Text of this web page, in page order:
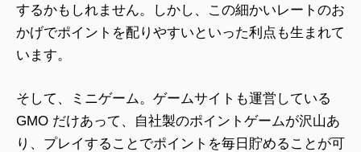
するかもしれません。しかし、この細かいレートのお
かげでポイントを配りやすいといった利点も生まれて
います。
そして、ミニゲーム。ゲームサイトも運営している
GMO だけあって、自社製のポイントゲームが沢山あ
り、プレイすることでポイントを毎日貯めることが可